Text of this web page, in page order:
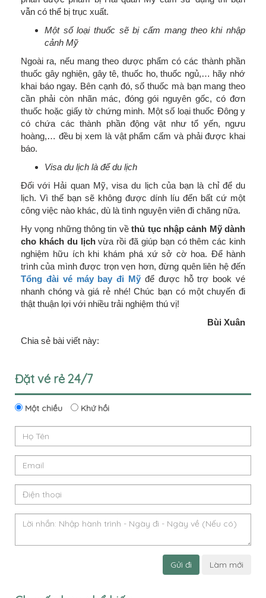
vẫn có thể bị trục xuất.
Một số loại thuốc sẽ bị cấm mang theo khi nhập
cảnh Mỹ
Ngoài ra, nếu mang theo dược phẩm có các thành phần
thuốc gây nghiện, gây tê, thuốc ho, thuốc ngủ,… hãy nhớ
khai báo ngay. Bên cạnh đó, số thuốc mà bạn mang theo
cần phải còn nhãn mác, đóng gói nguyên gốc, có đơn
thuốc hoặc giấy tờ chứng minh. Một số loại thuốc Đông y
có chứa các thành phần động vật như tổ yến, ngưu
hoàng,… đều bị xem là vật phẩm cấm và phải được khai
báo.
Visa du lịch là để du lịch
Đối với Hải quan Mỹ, visa du lịch của bạn là chỉ để du
lịch. Vì thế bạn sẽ không được dính líu đến bất cứ một
công việc nào khác, dù là tình nguyện viên đi chăng nữa.
Hy vọng những thông tin vềthủ tục nhập cảnh Mỹ dành
cho khách du lịchvừa rồi đã giúp bạn có thêm các kinh
nghiệm hữu ích khi khám phá xứ sở cờ hoa. Để hành
trình của mình được trọn vẹn hơn, đừng quên liên hệ đến
Tổng đài vé máy bay đi Mỹ để được hỗ trợ book vé
nhanh chóng và giá rẻ nhé! Chúc bạn có một chuyến đi
thật thuận lợi với nhiều trải nghiệm thú vị!
Bùi Xuân
Chia sẻ bài viết này:
Đặt vé rẻ 24/7
Một chiều Khứ hồi
Gửi đi Làm mới